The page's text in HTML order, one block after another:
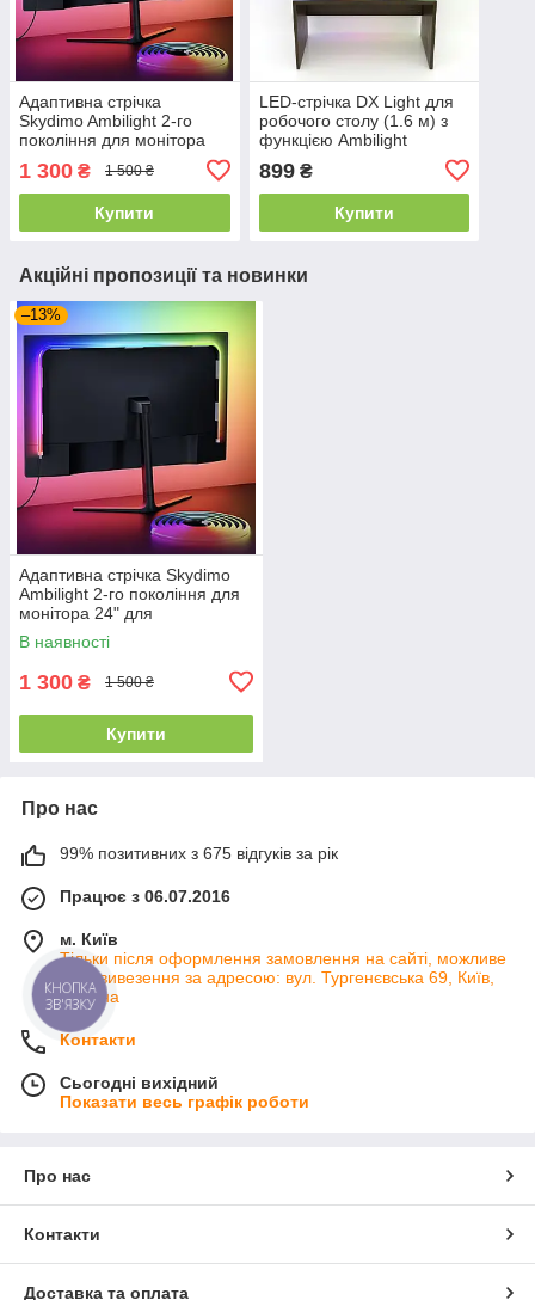
Адаптивна стрічка
Skydimo Ambilight 2-го
покоління для монітора
24" для Windows/macOS
1 300 ₴ 1 500 ₴
Купити
LED-стрічка DX Light для
робочого столу (1.6 м) з
функцією Ambilight
899₴
Купити
Акційні пропозиції та новинки
–13%
Адаптивна стрічка Skydimo
Ambilight 2-го покоління для
монітора 24" для
Windows/macOS
В наявності
1 300 ₴ 1 500 ₴
Купити
Про нас
99% позитивних з 675 відгуків за рік
Працює з 06.07.2016
м. Київ
Тільки після оформлення замовлення на сайті, можливе
самовивезення за адресою: вул. Тургенєвська 69, Київ,
Україна
Контакти
Сьогодні вихідний
Показати весь графік роботи
Про нас
Контакти
Доставка та оплата
КНОПКА
ЗВ'ЯЗКУ